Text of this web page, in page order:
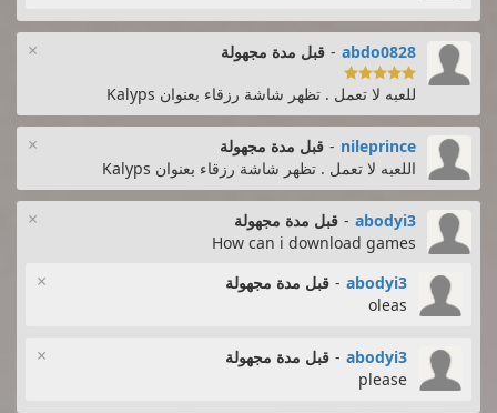
× abdo0828
- قبل مدة مجهولة

للعبه لا تعمل . تظهر شاشة رزقاء بعنوان Kalyps
× nileprince
- قبل مدة مجهولة
اللعبه لا تعمل . تظهر شاشة رزقاء بعنوان Kalyps
× abodyi3
- قبل مدة مجهولة
How can i download games
× abodyi3
- قبل مدة مجهولة
oleas
× abodyi3
- قبل مدة مجهولة
please